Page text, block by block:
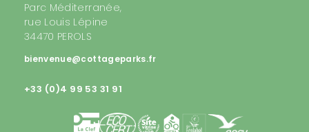
Parc Méditerranée,
rue Louis Lépine
34470 PEROLS
bienvenue@cottageparks.fr
+33 (0)4 99 53 31 91